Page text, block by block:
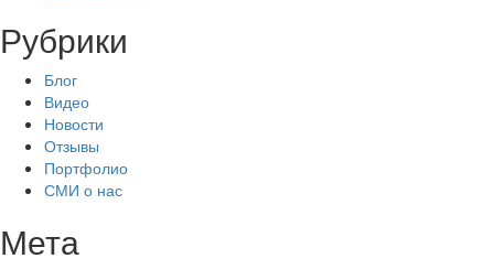
Рубрики
Блог
Видео
Новости
Отзывы
Портфолио
СМИ о нас
Мета